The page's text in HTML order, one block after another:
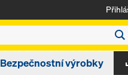
Bezpečnostní výrobky